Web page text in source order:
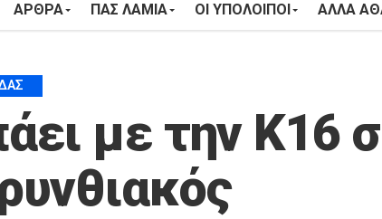
ΑΡΘΡΑ ΠΑΣ ΛΑΜΙΑ ΟΙ ΥΠΟΛΟΙΠΟΙ ΑΛΛΑ
με την Κ16